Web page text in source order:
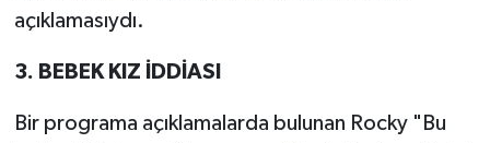
açıklamasıydı.
3. BEBEK KIZ İDDİASI
Bir programa açıklamalarda bulunan Rocky "Bu